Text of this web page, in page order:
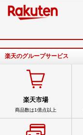
楽天のグループサービス
楽天市場
商品数は1億点以上